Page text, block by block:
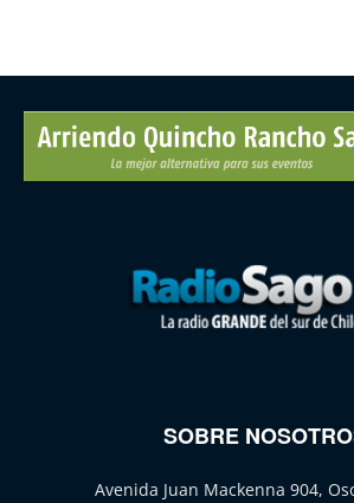
SOBRE
Avenida Juan Mackenna 904,